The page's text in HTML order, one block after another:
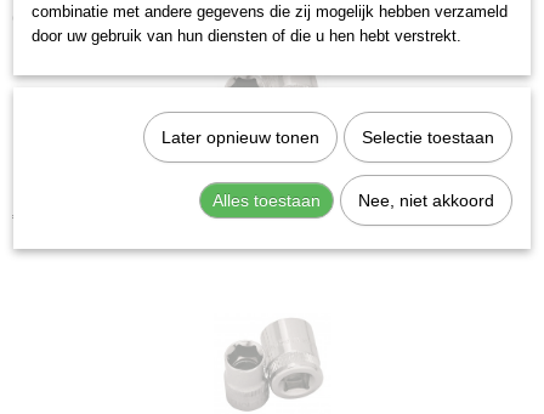
Ook interessant
Kraftwerk 200130 Dop zeskant 3/8" 13 mm
€ 4,24
combinatie met andere gegevens die zij mogelijk hebben verzameld
door uw gebruik van hun diensten of die u hen hebt verstrekt.
Later opnieuw tonen Selectie toestaan
Alles toestaan Nee, niet akkoord